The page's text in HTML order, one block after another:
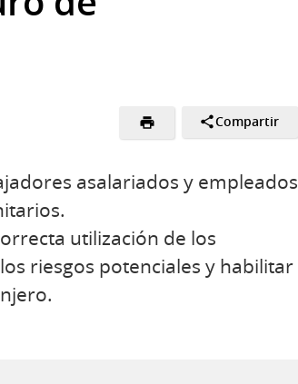
Compartir
asalariados y empleados
utilización de los
riesgos potenciales y habilitar